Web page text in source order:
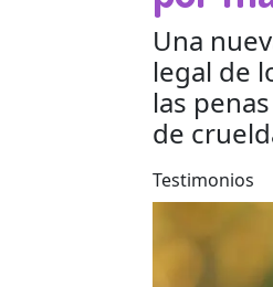
Una
legal de
las
de
Testimonios